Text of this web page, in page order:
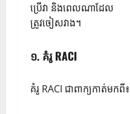
ប្រើវា និងពេលណាដែល
ត្រូវចៀសវាង។
១. គំរូ RACI
គំរូ RACI ជាពាក្យកាត់មកពី៖